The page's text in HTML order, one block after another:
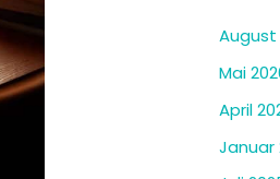
August
Mai
April
Januar